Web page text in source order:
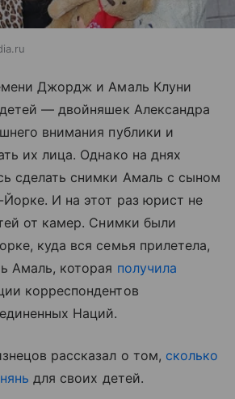
Джордж и Амаль Клуни
— двойняшек Александра
внимания публики и
их лица. Однако на днях
сделать снимки Амаль с сыном
И на этот раз юрист не
от камер. Снимки были
куда вся семья прилетела,
Амаль, которая получила
корреспондентов
Наций.
рассказал о том, сколько
для своих детей.